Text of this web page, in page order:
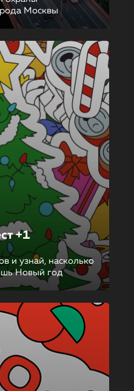
Москвы
+1
и узнай, насколько
Новый год